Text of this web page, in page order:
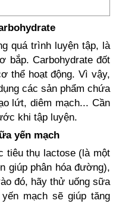
quá trình luyện tập, là
bắp. Carbohydrate đốt
thể hoạt động. Vì vậy,
các sản phẩm chứa
lứt, diêm mạch... Cần
khi tập luyện.
yến mạch
tiêu thụ lactose (là một
giúp phân hóa đường),
đó, hãy thử uống sữa
mạch sẽ giúp tăng